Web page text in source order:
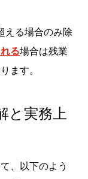
える場合のみ除
る場合は残業
ます。
と実務上
、以下のよう